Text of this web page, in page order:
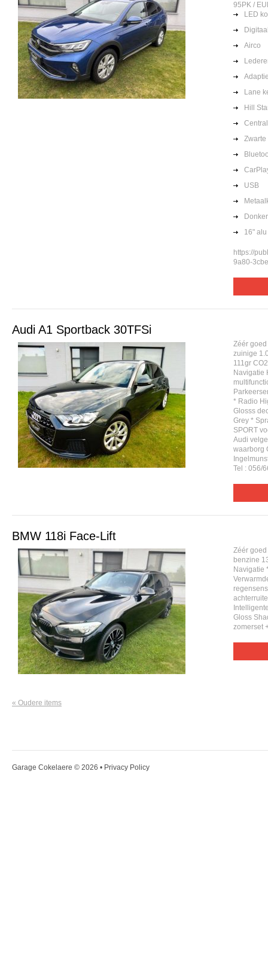
95PK /
LED
Airco
Lane
Hill
USB
16"
https://
9a80-
Audi A1 Sportback 30TFSi
Zéér
zuinige
111gr
Navigatie
* Radio
Glosss
Grey *
SPORT
Audi
waarborg
Tel : 056/
BMW 118i Face-Lift
Zéér
benzine
Navigatie
Gloss
zomerset
« Oudere items
Garage Cokelaere © 2026 • Privacy Policy